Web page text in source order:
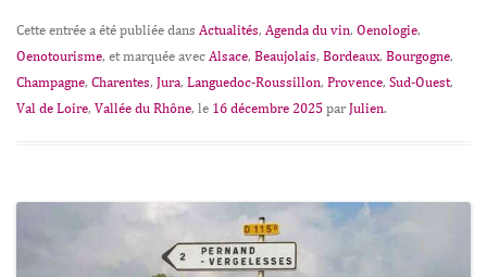
Cette entrée a été publiée dans Actualités, Agenda du vin, Oenologie,
Oenotourisme, et marquée avec Alsace, Beaujolais, Bordeaux, Bourgogne,
Champagne, Charentes, Jura, Languedoc-Roussillon, Provence, Sud-Ouest,
Val de Loire, Vallée du Rhône, le 16 décembre 2025 par Julien.